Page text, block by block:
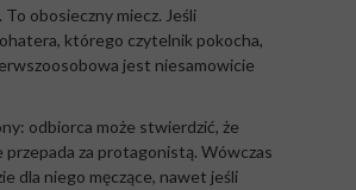
obosieczny miecz. Jeśli
którego czytelnik pokocha,
jest niesamowicie
odbiorca może stwierdzić, że
przepada za protagonistą. Wówczas
dla niego męczące, nawet jeśli